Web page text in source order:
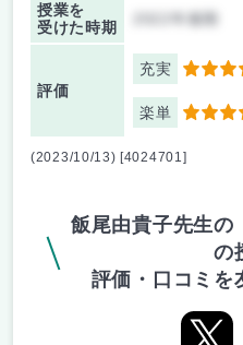
授業を
受けた時期
2022年後期
評価
充実 5
楽単 5
(2023/10/13) [4024701]
飯尾由貴子先生の
の
評価・口コミを